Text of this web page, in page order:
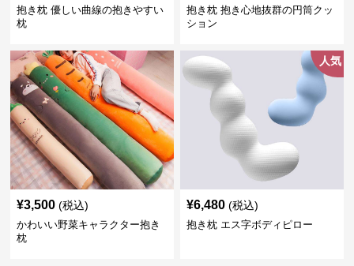
抱き枕 優しい曲線の抱きやすい
枕
抱き枕 抱き心地抜群の円筒クッ
ション
¥3,500 (税込)
かわいい野菜キャラクター抱き
枕
人気
¥6,480 (税込)
抱き枕 エス字ボディピロー